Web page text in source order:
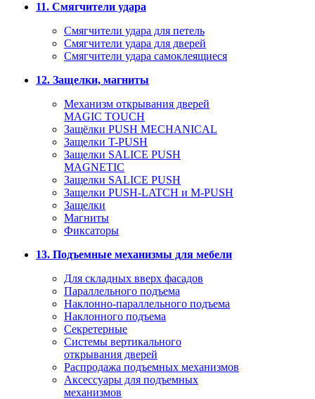
11. Смягчители удара
Смягчители удара для петель
Смягчители удара для дверей
Cмягчители удара самоклеящиеся
12. Защелки, магниты
Механизм открывания дверей
MAGIC TOUCH
Защёлки PUSH MECHANICAL
Защелки T-PUSH
Защелки SALICE PUSH
MAGNETIC
Защелки SALICE PUSH
Защелки PUSH-LATCH и M-PUSH
Защелки
Магниты
Фиксаторы
13. Подъемные механизмы для мебели
Для складных вверх фасадов
Параллельного подъема
Наклонно-параллельного подъема
Наклонного подъема
Секретерные
Системы вертикального
открывания дверей
Распродажа подъемных механизмов
Аксессуары для подъемных
механизмов